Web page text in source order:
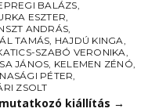
BALÁZS,
ESZTER,
ANDRÁS,
TAMÁS, HAJDÚ KINGA,
SZABÓ VERONIKA,
JÁNOS, KELEMEN ZÉNÓ,
PÉTER,
ZSOLT
kiállítás →